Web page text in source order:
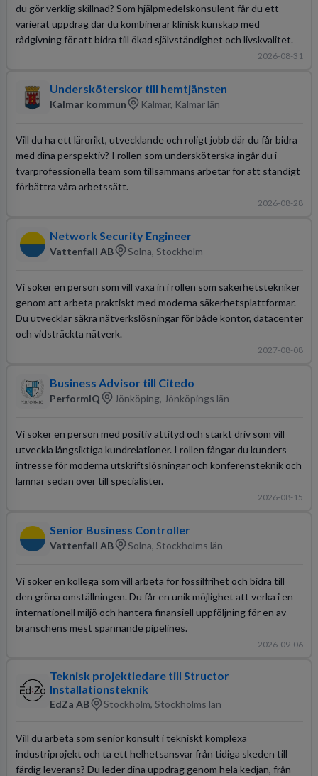
du gör verklig skillnad? Som hjälpmedelskonsulent får du ett
varierat uppdrag där du kombinerar klinisk kunskap med
rådgivning för att bidra till ökad självständighet och livskvalitet.
2026-08-31
Undersköterskor till hemtjänsten
Kalmar kommun Kalmar, Kalmar län
Vill du ha ett lärorikt, utvecklande och roligt jobb där du får bidra
med dina perspektiv? I rollen som undersköterska ingår du i
tvärprofessionella team som tillsammans arbetar för att ständigt
förbättra våra arbetssätt.
2026-08-28
Network Security Engineer
Vattenfall AB Solna, Stockholm
Vi söker en person som vill växa in i rollen som säkerhetstekniker
genom att arbeta praktiskt med moderna säkerhetsplattformar.
Du utvecklar säkra nätverkslösningar för både kontor, datacenter
och vidsträckta nätverk.
2027-08-08
Business Advisor till Citedo
PerformIQ Jönköping, Jönköpings län
Vi söker en person med positiv attityd och starkt driv som vill
utveckla långsiktiga kundrelationer. I rollen fångar du kunders
intresse för moderna utskriftslösningar och konferensteknik och
lämnar sedan över till specialister.
2026-08-15
Senior Business Controller
Vattenfall AB Solna, Stockholms län
Vi söker en kollega som vill arbeta för fossilfrihet och bidra till
den gröna omställningen. Du får en unik möjlighet att verka i en
internationell miljö och hantera finansiell uppföljning för en av
branschens mest spännande pipelines.
2026-09-06
Teknisk projektledare till Structor
Installationsteknik
EdZa AB Stockholm, Stockholms län
Vill du arbeta som senior konsult i tekniskt komplexa
industriprojekt och ta ett helhetsansvar från tidiga skeden till
färdig leverans? Du leder dina uppdrag genom hela kedjan, från